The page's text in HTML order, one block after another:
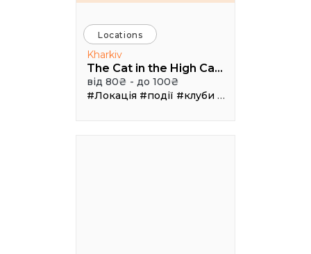
Locations
Kharkiv
The Cat in the High Castle
від 80₴ - до 100₴
#Локація #події #клуби #Зал